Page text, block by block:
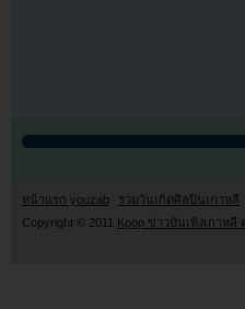
หน้าแรก youzab รวมวันเกิดศิลปินเกาหลี
Copyright © 2011
Kpop ข่าวบันเทิงเกาห